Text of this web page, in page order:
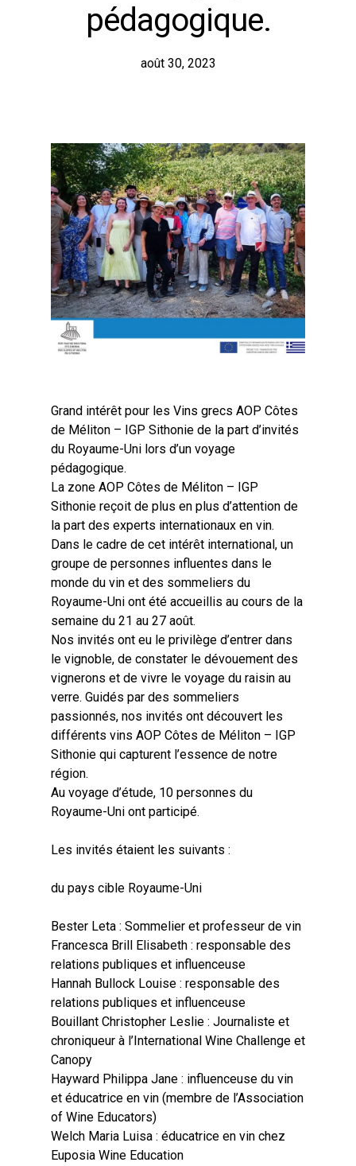
pédagogique.
août 30, 2023
Grand intérêt pour les Vins grecs AOP Côtes
de Méliton – IGP Sithonie de la part d’invités
du Royaume-Uni lors d’un voyage
pédagogique.
La zone AOP Côtes de Méliton – IGP
Sithonie reçoit de plus en plus d’attention de
la part des experts internationaux en vin.
Dans le cadre de cet intérêt international, un
groupe de personnes influentes dans le
monde du vin et des sommeliers du
Royaume-Uni ont été accueillis au cours de la
semaine du 21 au 27 août.
Nos invités ont eu le privilège d’entrer dans
le vignoble, de constater le dévouement des
vignerons et de vivre le voyage du raisin au
verre. Guidés par des sommeliers
passionnés, nos invités ont découvert les
différents vins AOP Côtes de Méliton – IGP
Sithonie qui capturent l’essence de notre
région.
Au voyage d’étude, 10 personnes du
Royaume-Uni ont participé.
Les invités étaient les suivants :
du pays cible Royaume-Uni
Bester Leta : Sommelier et professeur de vin
Francesca Brill Elisabeth : responsable des
relations publiques et influenceuse
Hannah Bullock Louise : responsable des
relations publiques et influenceuse
Bouillant Christopher Leslie : Journaliste et
chroniqueur à l’International Wine Challenge et
Canopy
Hayward Philippa Jane : influenceuse du vin
et éducatrice en vin (membre de l’Association
of Wine Educators)
Welch Maria Luisa : éducatrice en vin chez
Euposia Wine Education